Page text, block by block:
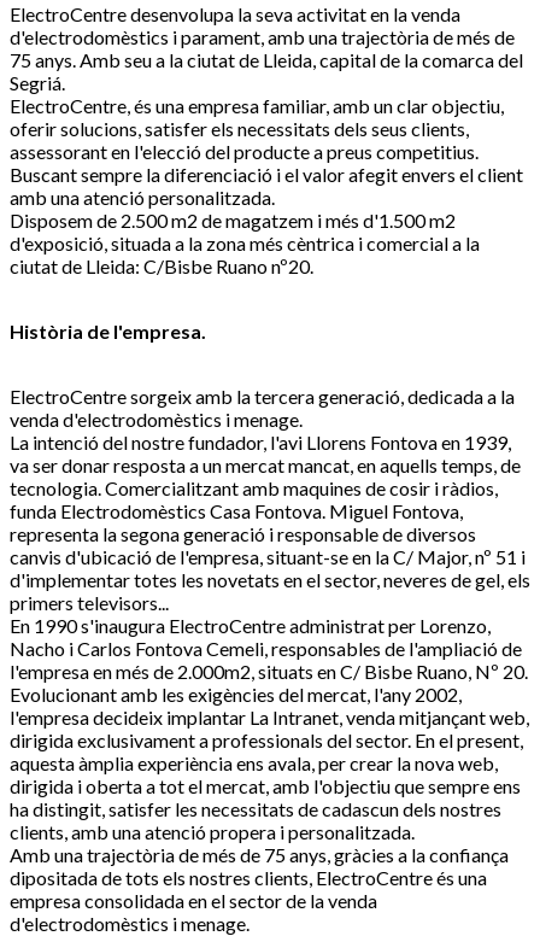
ElectroCentre desenvolupa la seva activitat en la venda
d'electrodomèstics i parament, amb una trajectòria de més de
75 anys. Amb seu a la ciutat de Lleida, capital de la comarca del
Segriá.
ElectroCentre, és una empresa familiar, amb un clar objectiu,
oferir solucions, satisfer els necessitats dels seus clients,
assessorant en l'elecció del producte a preus competitius.
Buscant sempre la diferenciació i el valor afegit envers el client
amb una atenció personalitzada.
Disposem de 2.500 m2 de magatzem i més d'1.500 m2
d'exposició, situada a la zona més cèntrica i comercial a la
ciutat de Lleida: C/Bisbe Ruano nº20.
Història de l'empresa.
ElectroCentre sorgeix amb la tercera generació, dedicada a la
venda d'electrodomèstics i menage.
La intenció del nostre fundador, l'avi Llorens Fontova en 1939,
va ser donar resposta a un mercat mancat, en aquells temps, de
tecnologia. Comercialitzant amb maquines de cosir i ràdios,
funda Electrodomèstics Casa Fontova. Miguel Fontova,
representa la segona generació i responsable de diversos
canvis d'ubicació de l'empresa, situant-se en la C/ Major, nº 51 i
d'implementar totes les novetats en el sector, neveres de gel, els
primers televisors...
En 1990 s'inaugura ElectroCentre administrat per Lorenzo,
Nacho i Carlos Fontova Cemeli, responsables de l'ampliació de
l'empresa en més de 2.000m2, situats en C/ Bisbe Ruano, Nº 20.
Evolucionant amb les exigències del mercat, l'any 2002,
l'empresa decideix implantar La Intranet, venda mitjançant web,
dirigida exclusivament a professionals del sector. En el present,
aquesta àmplia experiència ens avala, per crear la nova web,
dirigida i oberta a tot el mercat, amb l'objectiu que sempre ens
ha distingit, satisfer les necessitats de cadascun dels nostres
clients, amb una atenció propera i personalitzada.
Amb una trajectòria de més de 75 anys, gràcies a la confiança
dipositada de tots els nostres clients, ElectroCentre és una
empresa consolidada en el sector de la venda
d'electrodomèstics i menage.